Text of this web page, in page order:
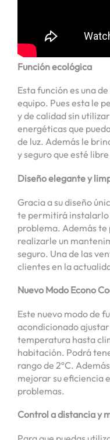
Función ecológica
Esta función es una
equipo. Pues esta le
y de calidad sin
energéticas que
de luz. Además le
y seguro que esté
Diseño elegante y
Gracia a su diseño
te permitirá instalarlo
problema. Además
realizarle un
seguro. Una de las
clientes en la
Nuevo Modo Econo
Este nuevo modo de
acondicionado
temperatura hasta
habitación. Podrá
rango de 2ºC.
mejorar su eficiencia
problemas.
Control a distancia y